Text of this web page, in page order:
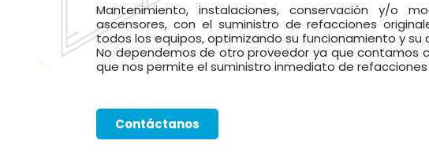
Mantenimiento, instalaciones, conservación y/o
ascensores, con el suministro de refacciones
todos los equipos, optimizando su funcionamiento y su
No dependemos de otro proveedor ya que contamos
que nos permite el suministro inmediato de refacciones
Contáctanos